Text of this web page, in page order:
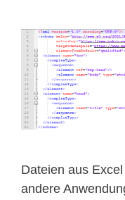
Dateien aus
andere